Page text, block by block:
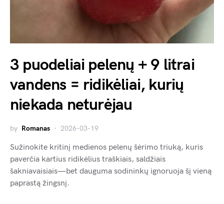
3 puodeliai pelenų + 9 litrai
vandens = ridikėliai, kurių
niekada neturėjau
by Romanas 2026-03-19
Sužinokite kritinį medienos pelenų šėrimo triuką, kuris
paverčia kartius ridikėlius traškiais, saldžiais
šakniavaisiais—bet dauguma sodininkų ignoruoja šį vieną
paprastą žingsnį.